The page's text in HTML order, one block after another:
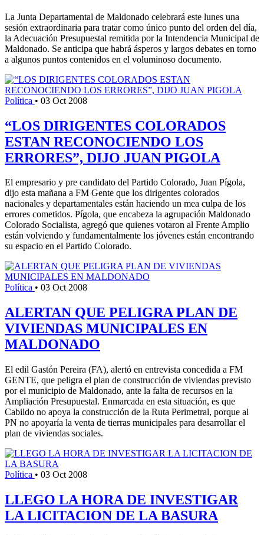
La Junta Departamental de Maldonado celebrará este lunes una
sesión extraordinaria para tratar como único punto del orden del día,
la Adecuación Presupuestal remitida por la Intendencia Municipal de
Maldonado. Se anticipa que habrá ásperos y largos debates en torno
a algunos puntos contenidos en el voluminoso documento.
Política • 03 Oct 2008
“LOS DIRIGENTES COLORADOS
ESTAN RECONOCIENDO LOS
ERRORES”, DIJO JUAN PIGOLA
El empresario y pre candidato del Partido Colorado, Juan Pígola,
dijo esta mañana a FM Gente que los dirigentes colorados
nacionales y departamentales están haciendo un mea culpa de los
errores cometidos. Pígola, que encabeza la agrupación Maldonado
Colorado Socialista, agregó que quienes votaron al Frente Amplio
están volviendo y fundamentalmente los jóvenes están encontrando
su espacio en el Partido Colorado.
Política • 03 Oct 2008
ALERTAN QUE PELIGRA PLAN DE
VIVIENDAS MUNICIPALES EN
MALDONADO
El edil Gastón Pereira (FA), alertó en entrevista concedida a FM
GENTE, que peligra el plan de construcción de viviendas previsto
por el municipio de Maldonado, ante la falta de recursos en la
Ampliación Presupuestal. Enmarcada en esta situación, es que
Cabildo no apoya la construcción de la Ruta Perimetral, porque al
PN no apoyaría la venta de tierras municipales para desarrollar el
plan de viviendas sociales.
Política • 03 Oct 2008
LLEGO LA HORA DE INVESTIGAR
LA LICITACION DE LA BASURA